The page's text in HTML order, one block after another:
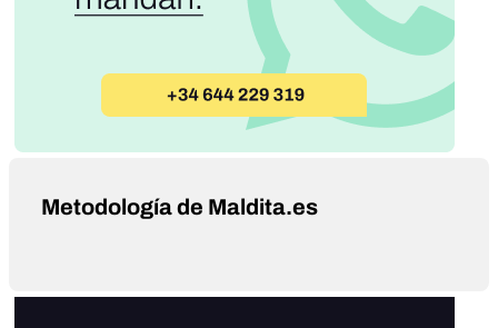
Metodología de Maldita.es